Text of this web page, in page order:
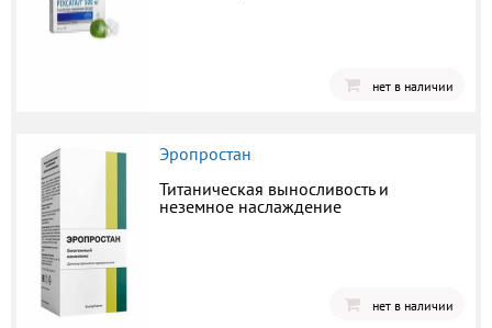
нет в наличии
Эропростан
Титаническая выносливость и
неземное наслаждение
нет в наличии